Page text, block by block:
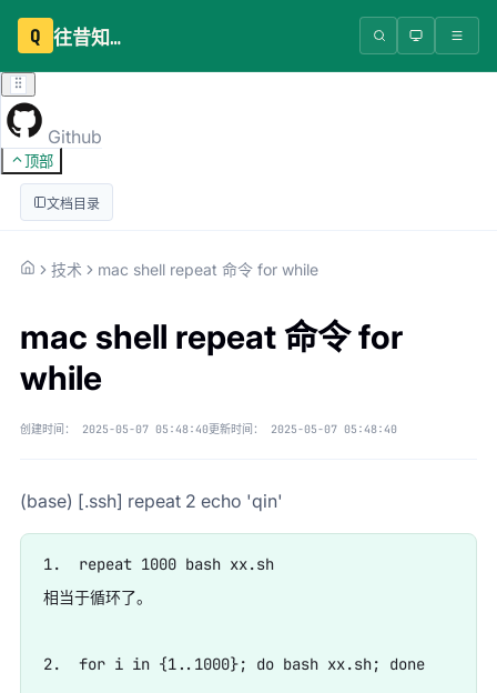
Q 往昔知识库
Github
顶部
文档目录
技术 mac shell repeat 命令 for while
mac shell repeat 命令 for
while
创建时间： 2025-05-07 05:48:40更新时间： 2025-05-07 05:48:40
(base) [.ssh] repeat 2 echo 'qin'
1.  repeat 1000 bash xx.sh
相当于循环了。
2.  for i in {1..1000}; do bash xx.sh; done